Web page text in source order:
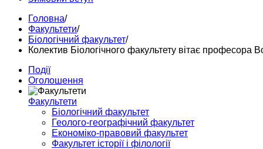
Головна/
Факультети/
Біологічний факультет/
Колектив Біологічного факультету вітає
Події
Оголошення
Факультети
Біологічний факультет
Геолого-географічний факультет
Економіко-правовий факультет
Факультет історії і філології